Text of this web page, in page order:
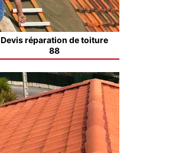
Devis réparation de toiture
88